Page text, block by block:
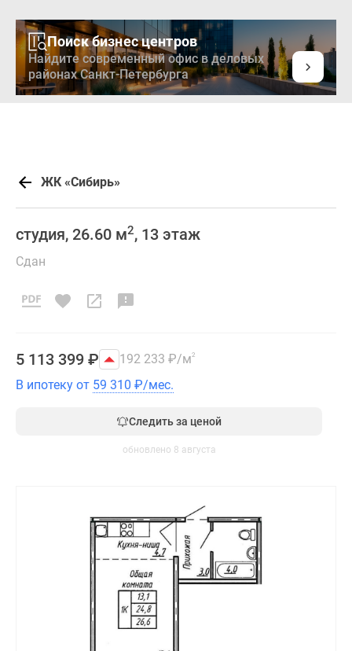
Поиск бизнес центров
Найдите современный офис в деловых
районах Санкт-Петербурга
ЖК «Сибирь»
студия, 26.60 м2, 13 этаж
Сдан
5 113 399 ₽ 192 233 ₽/м2
В ипотеку от 59 310 ₽/мес.
Следить за ценой
обновлено 8 августа